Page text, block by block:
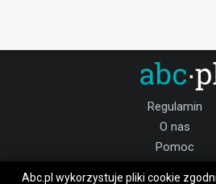
Regulamin
O nas
Pomoc
Abc.pl wykorzystuje pliki cookie